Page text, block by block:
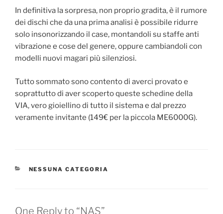
In definitiva la sorpresa, non proprio gradita, è il rumore
dei dischi che da una prima analisi è possibile ridurre
solo insonorizzando il case, montandoli su staffe anti
vibrazione e cose del genere, oppure cambiandoli con
modelli nuovi magari più silenziosi.
Tutto sommato sono contento di averci provato e
soprattutto di aver scoperto queste schedine della
VIA, vero gioiellino di tutto il sistema e dal prezzo
veramente invitante (149€ per la piccola ME6000G).
CATEGORIES
NESSUNA CATEGORIA
One Reply to “NAS”